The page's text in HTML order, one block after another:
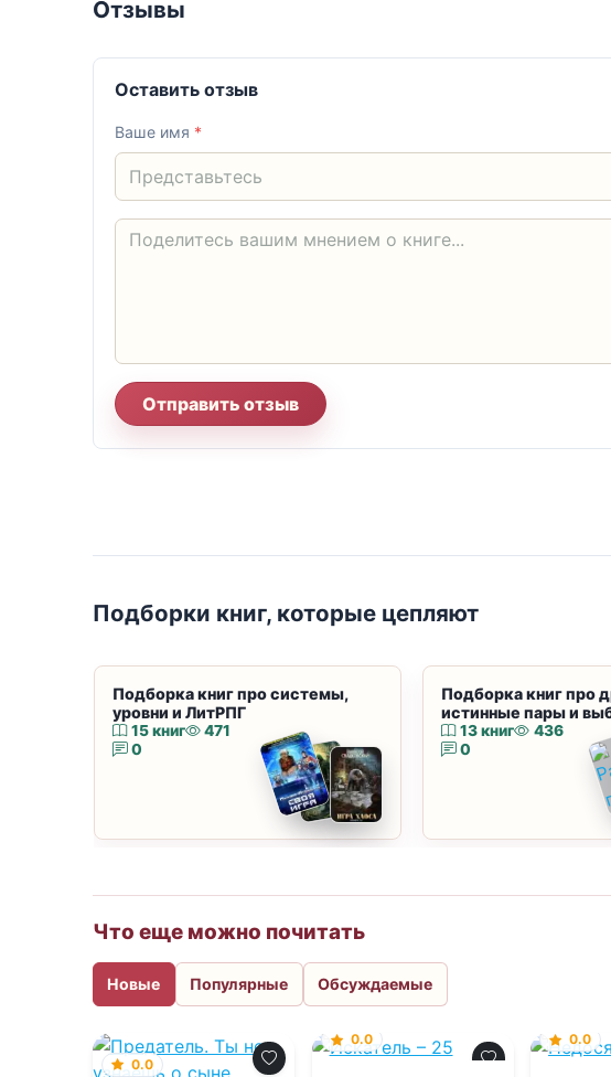
Отзывы
Оставить отзыв
Ваше имя *
Отправить отзыв
Подборки книг, которые цепляют
Подборка книг про системы,
уровни и ЛитРПГ
15 книг
471
0
Подборка книг про
истинные пары и
13 книг
436
0
Что еще можно почитать
Новые Популярные Обсуждаемые
0.0
0.0 0.0